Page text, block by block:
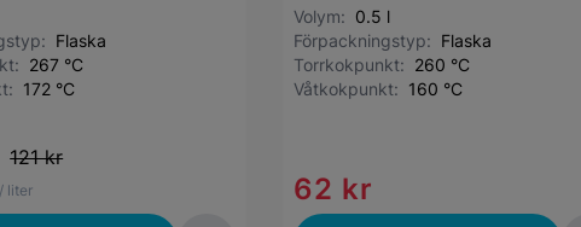
Flaska
267 °C
172 °C
121 kr
/ liter
Volym: 0.5 l
Förpackningstyp: Flaska
Torrkokpunkt: 260 °C
Våtkokpunkt: 160 °C
62 kr